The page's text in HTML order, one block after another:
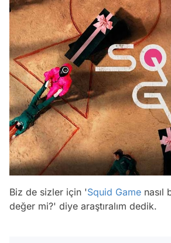
Biz de sizler için 'Squid Game nasıl
değer mi?' diye araştıralım dedik.